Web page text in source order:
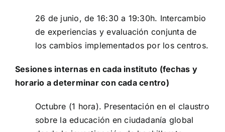
26 de junio, de 16:30 a 19:30h. Intercambio
de experiencias y evaluación conjunta de
los cambios implementados por los centros.
Sesiones internas en cada instituto (fechas y
horario a determinar con cada centro)
Octubre (1 hora). Presentación en el claustro
sobre la educación en ciudadanía global